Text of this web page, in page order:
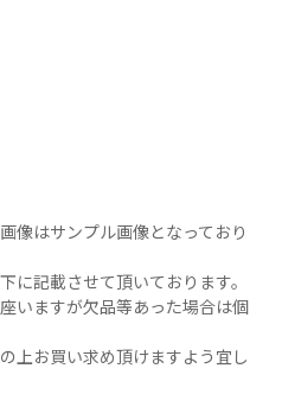
像はサンプル画像となっており
に記載させて頂いております。
いますが欠品等あった場合は個
上お買い求め頂けますよう宜し